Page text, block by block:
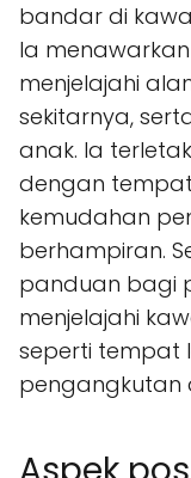
bandar di
Ia
menjelajahi
sekitarnya,
anak. Ia
dengan
kemudahan
berhampiran.
panduan bagi
menjelajahi
seperti tempat
pengangkutan